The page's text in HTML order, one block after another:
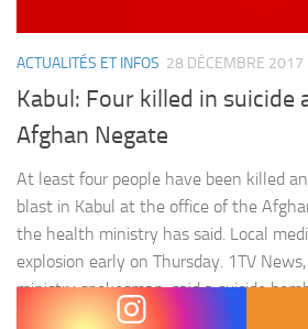
ACTUALITÉS ET INFOS 28 DÉCEMBRE 2017
Kabul: Four killed in suicide
Afghan Negate
At least four people have been killed
blast in Kabul at the office of the
the health ministry has said. Local
explosion early on Thursday. 1TV
ministry spokesman, said a suicide
been behind the…